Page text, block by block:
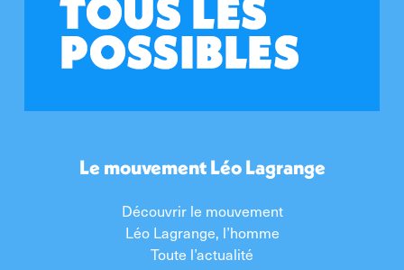
Le mouvement Léo Lagrange
Découvrir le mouvement
Léo Lagrange, l’homme
Toute l’actualité